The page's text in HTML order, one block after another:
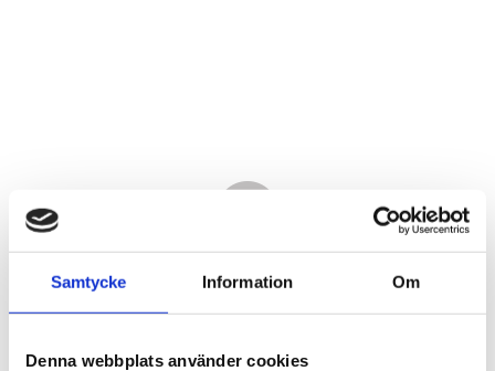
Samtycke Information Om
Denna webbplats använder cookies